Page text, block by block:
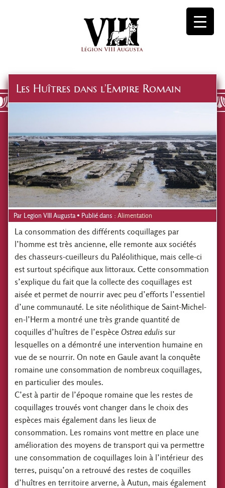
Les Huîtres dans l’Empire Romain
Par Legion VIII Augusta• Publié dans : Alimentation
La consommation des différents coquillages par
l’homme est très ancienne, elle remonte aux sociétés
des chasseurs-cueilleurs du Paléolithique, mais celle-ci
est surtout spécifique aux littoraux. Cette consommation
s’explique du fait que la collecte des coquillages est
aisée et permet de nourrir avec peu d’efforts l’essentiel
d’une communauté. Le site néolithique de Saint-Michel-
en-l’Herm a montré une très grande quantité de
coquilles d’huîtres de l’espèceOstrea edulis sur
lesquelles on a démontré une intervention humaine en
vue de se nourrir. On note en Gaule avant la conquête
romaine une consommation de nombreux coquillages,
en particulier des moules.
C’est à partir de l’époque romaine que les restes de
coquillages trouvés vont changer dans le choix des
espèces mais également dans les lieux de
consommation. Les romains vont mettre en place une
amélioration des moyens de transport qui va permettre
une consommation de coquillages loin à l’intérieur des
terres, puisqu’on a retrouvé des restes de coquilles
d’huîtres en territoire arverne, à Autun, mais également